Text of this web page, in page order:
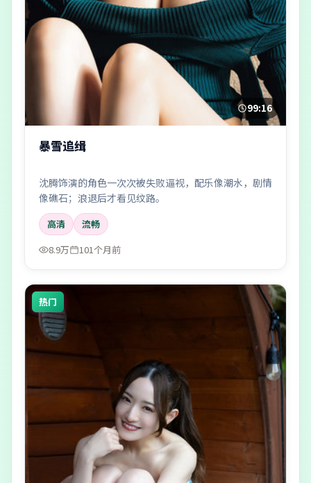
99:16
暴雪追缉
沈腾饰演的角色一次次被失败逼视，配乐像潮水，剧情
像礁石；浪退后才看见纹路。
高清
流畅
8.9万
101个月前
热门